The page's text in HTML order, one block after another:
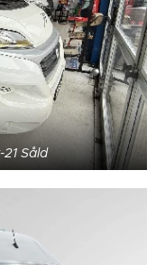
Såld